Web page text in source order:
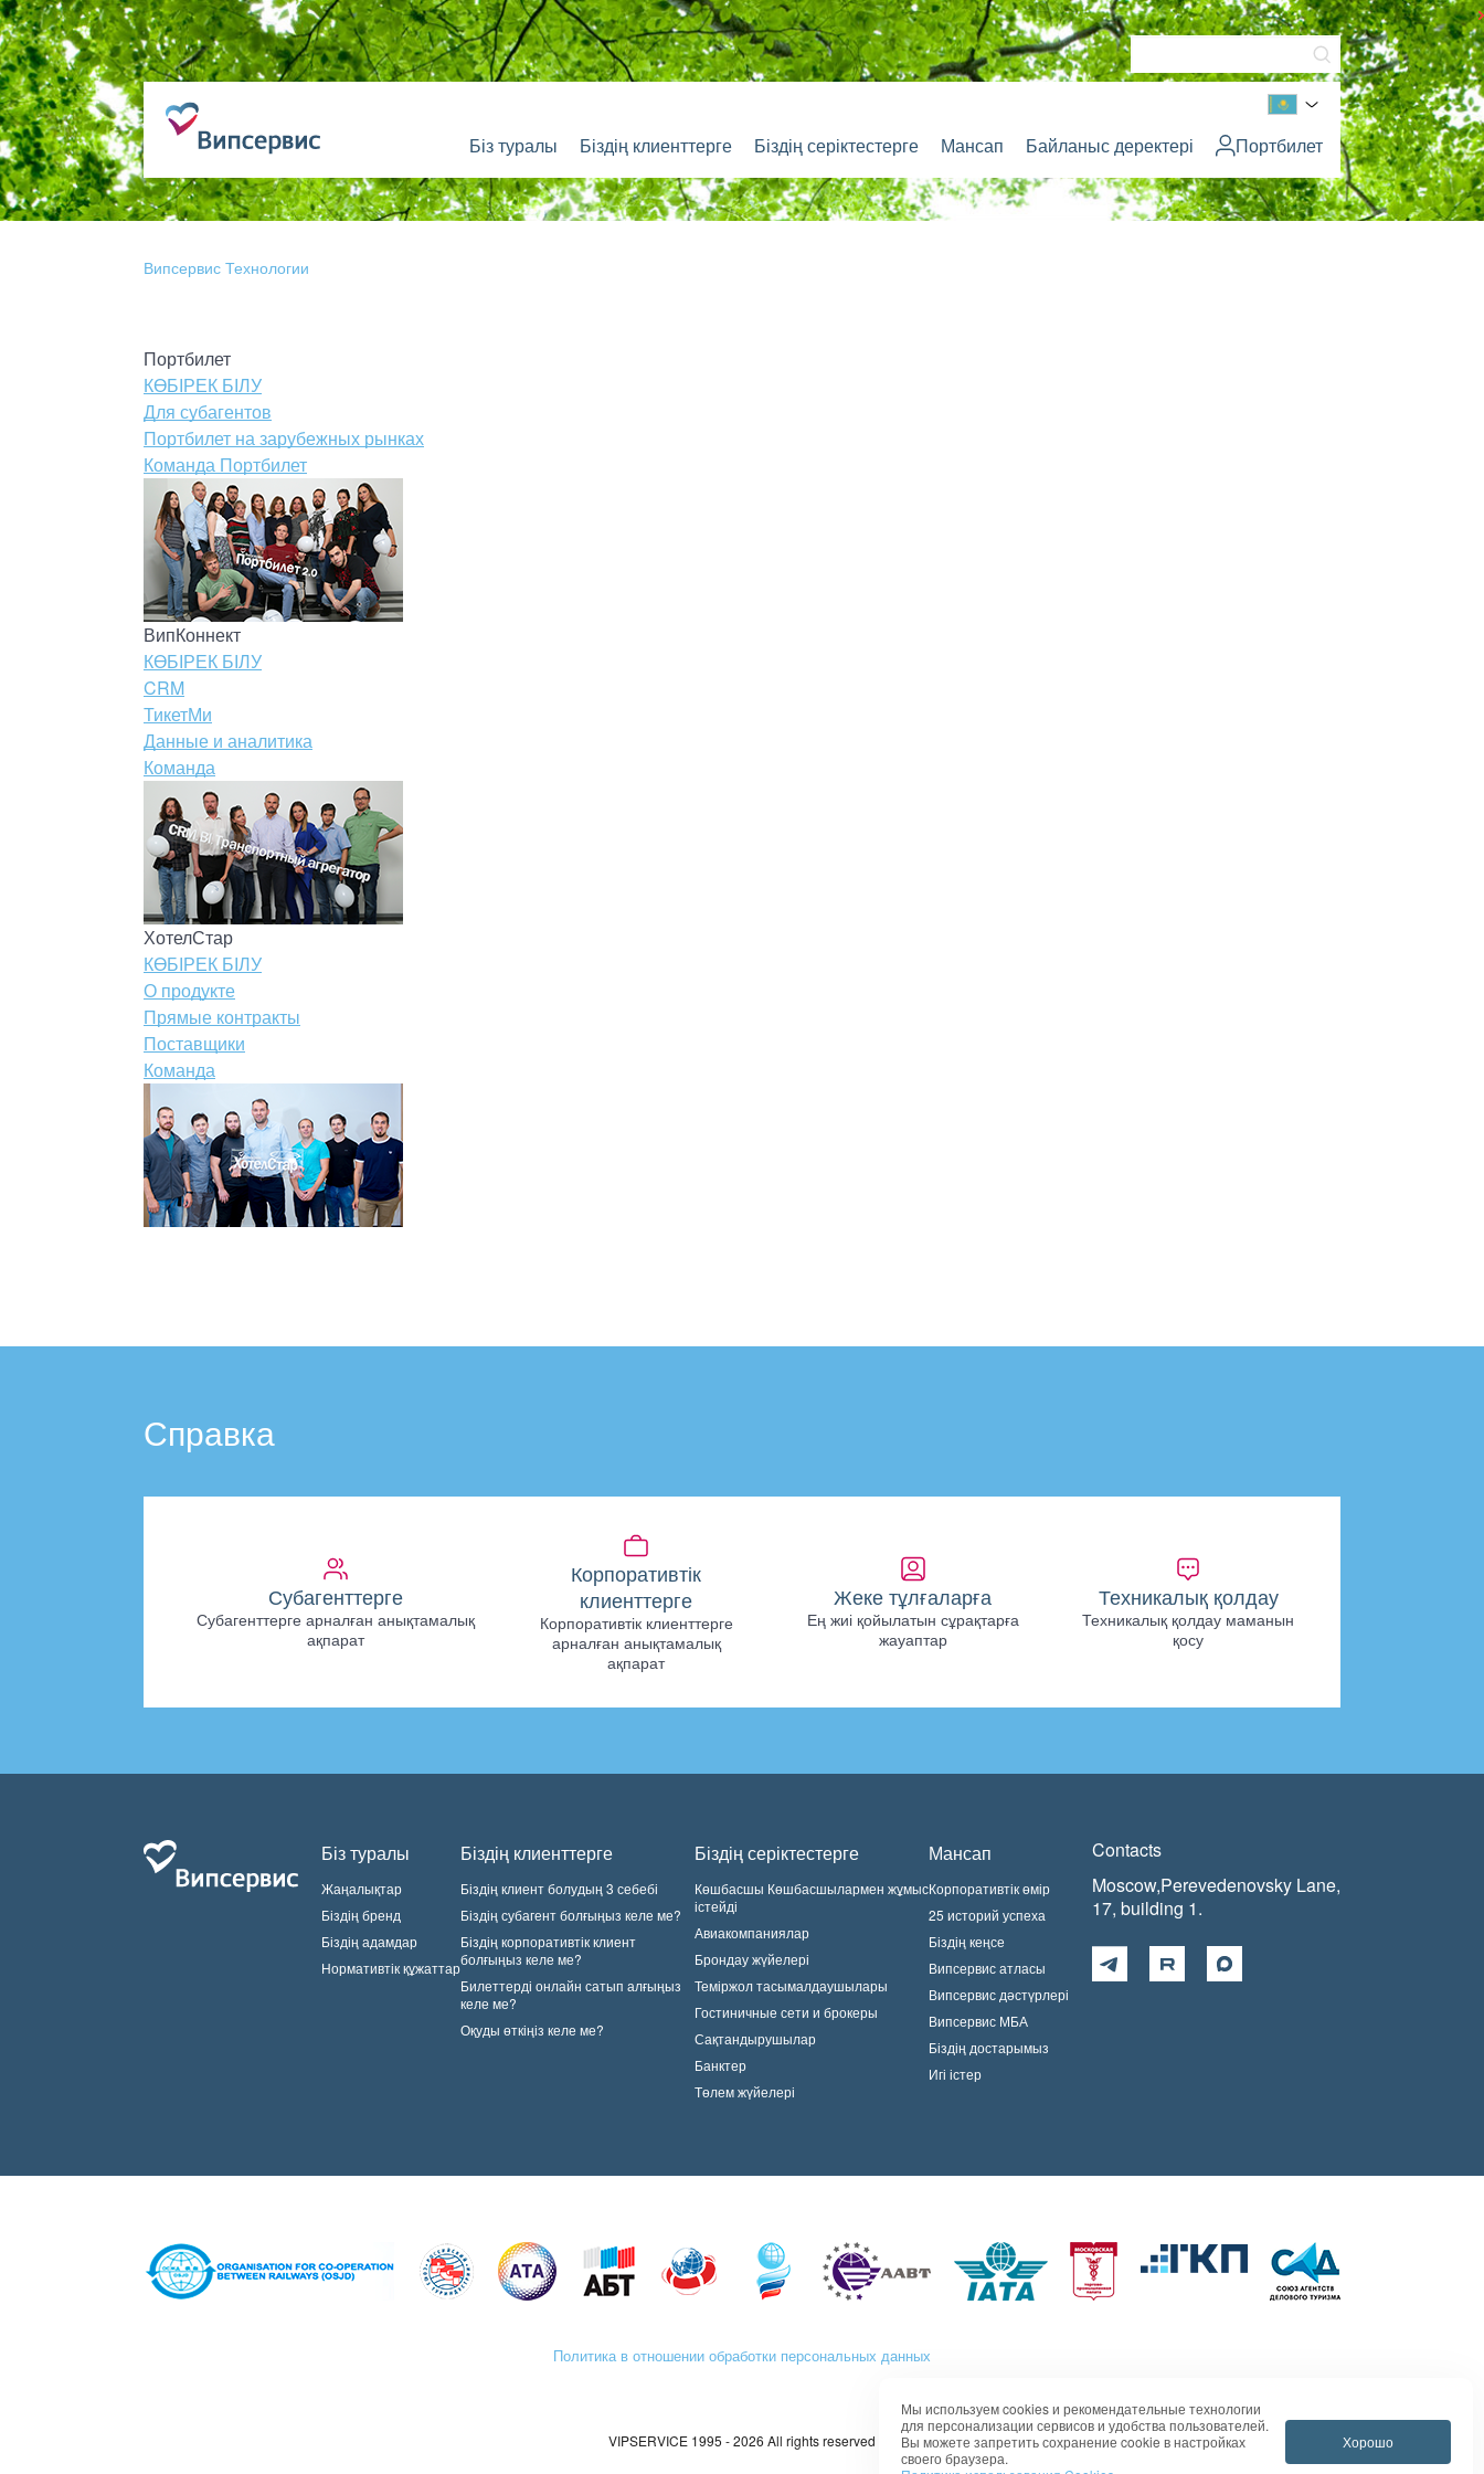
Біз туралы Біздің клиенттерге Біздің серіктестерге Мансап Байланыс деректері Портбилет
Випсервис Технологии
Портбилет
КӨБІРЕК БІЛУ
Для субагентов
Портбилет на зарубежных рынках
Команда Портбилет
ВипКоннект
КӨБІРЕК БІЛУ
CRM
ТикетМи
Данные и аналитика
Команда
ХотелСтар
КӨБІРЕК БІЛУ
О продукте
Прямые контракты
Поставщики
Команда
Справка
Субагенттерге
Субагенттерге арналған анықтамалық
ақпарат
Корпоративтік
клиенттерге
Корпоративтік клиенттерге
арналған анықтамалық
ақпарат
Жеке тұлғаларға
Ең жиі қойылатын сұрақтарға
жауаптар
Техникалық қолдау
Техникалық қолдау маманын
қосу
Біз туралы
Жаңалықтар
Біздің бренд
Біздің адамдар
Нормативтік құжаттар
Біздің клиенттерге
Біздің клиент болудың 3 себебі
Біздің субагент болғыңыз келе ме?
Біздің корпоративтік клиент
болғыңыз келе ме?
Билеттерді онлайн сатып алғыңыз
келе ме?
Оқуды өткіңіз келе ме?
Біздің серіктестерге
Көшбасшы Көшбасшылармен жұмыс
істейді
Авиакомпаниялар
Брондау жүйелері
Теміржол тасымалдаушылары
Гостиничные сети и брокеры
Сақтандырушылар
Банктер
Төлем жүйелері
Мансап
Корпоративтік өмір
25 историй успеха
Біздің кеңсе
Випсервис атласы
Випсервис дәстүрлері
Випсервис МБА
Біздің достарымыз
Игі істер
Contacts
Moscow,Perevedenovsky Lane,
17, building 1.
Политика в отношении обработки персональных данных
VIPSERVICE 1995 - 2026 All rights reserved
Мы используем cookies и рекомендательные технологии
для персонализации сервисов и удобства пользователей.
Вы можете запретить сохранение cookie в настройках
своего браузера.
Хорошо